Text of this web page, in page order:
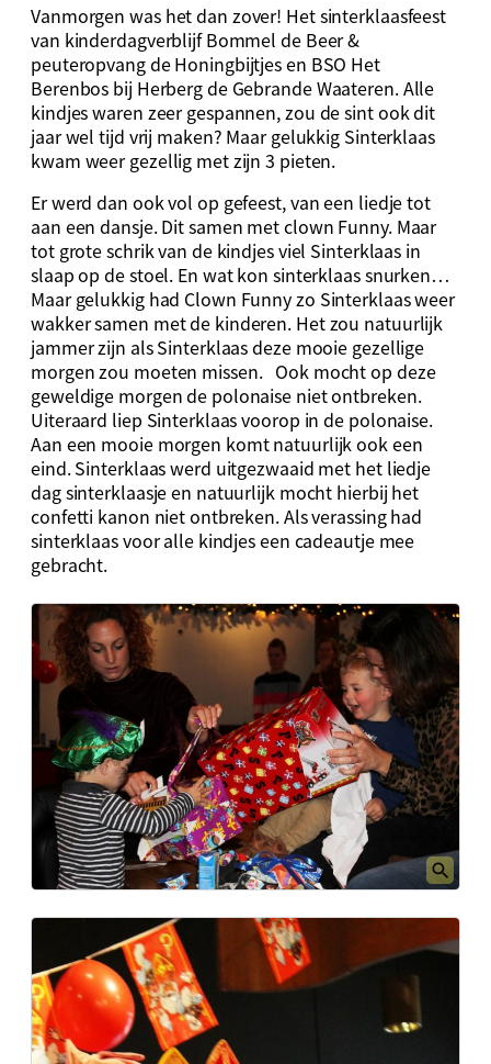
Vanmorgen was het dan zover! Het sinterklaasfeest
van kinderdagverblijf Bommel de Beer &
peuteropvang de Honingbijtjes en BSO Het
Berenbos bij Herberg de Gebrande Waateren. Alle
kindjes waren zeer gespannen, zou de sint ook dit
jaar wel tijd vrij maken? Maar gelukkig Sinterklaas
kwam weer gezellig met zijn 3 pieten.
Er werd dan ook vol op gefeest, van een liedje tot
aan een dansje. Dit samen met clown Funny. Maar
tot grote schrik van de kindjes viel Sinterklaas in
slaap op de stoel. En wat kon sinterklaas snurken…
Maar gelukkig had Clown Funny zo Sinterklaas weer
wakker samen met de kinderen. Het zou natuurlijk
jammer zijn als Sinterklaas deze mooie gezellige
morgen zou moeten missen. Ook mocht op deze
geweldige morgen de polonaise niet ontbreken.
Uiteraard liep Sinterklaas voorop in de polonaise.
Aan een mooie morgen komt natuurlijk ook een
eind. Sinterklaas werd uitgezwaaid met het liedje
dag sinterklaasje en natuurlijk mocht hierbij het
confetti kanon niet ontbreken. Als verassing had
sinterklaas voor alle kindjes een cadeautje mee
gebracht.